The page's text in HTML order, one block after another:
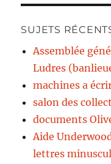
SUJETS
Assemblée
Ludres
machines a
salon des
documents
Aide
lettres